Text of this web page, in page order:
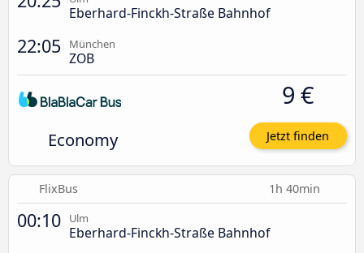
Eberhard-Finckh-Straße Bahnhof
22:05 München
ZOB
Economy
9 €
Jetzt finden
FlixBus 1h 40min
00:10 Ulm
Eberhard-Finckh-Straße Bahnhof